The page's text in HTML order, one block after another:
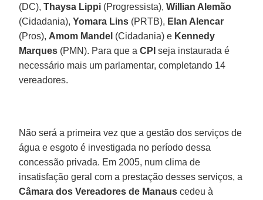
(DC),Thaysa Lippi (Progressista),Willian Alemão
(Cidadania),Yomara Lins (PRTB), Elan Alencar
(Pros), Amom Mandel (Cidadania) e Kennedy
Marques (PMN). Para que aCPI seja instaurada é
necessário mais um parlamentar, completando 14
vereadores.
Não será a primeira vez que a gestão dos serviços de
água e esgoto é investigada no período dessa
concessão privada. Em 2005, num clima de
insatisfação geral com a prestação desses serviços, a
Câmara dos Vereadores de Manaus cedeu à